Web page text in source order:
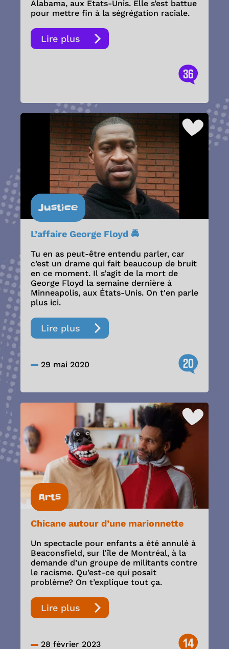
Alabama, aux États-Unis. Elle s’est battue
pour mettre fin à la ségrégation raciale.
Lire plus
36
Justice
L’affaire George Floyd 🚔
Tu en as peut-être entendu parler, car
c’est un drame qui fait beaucoup de bruit
en ce moment. Il s’agit de la mort de
George Floyd la semaine dernière à
Minneapolis, aux États-Unis. On t'en parle
plus ici.
Lire plus
29 mai 2020 20
Arts
Chicane autour d’une marionnette
Un spectacle pour enfants a été annulé à
Beaconsfield, sur l’île de Montréal, à la
demande d’un groupe de militants contre
le racisme. Qu’est-ce qui posait
problème? On t’explique tout ça.
Lire plus
28 février 2023 14